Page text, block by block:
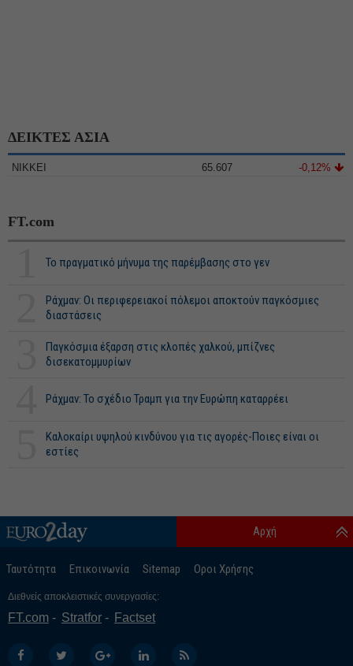
ΔΕΙΚΤΕΣ ΑΣΙΑ
NIKKEI 65.607 -0,12%
FT.com
Το πραγματικό μήνυμα της παρέμβασης στο γεν
Ράχμαν: Οι περιφερειακοί πόλεμοι αποκτούν παγκόσμιες
διαστάσεις
Παγκόσμια έξαρση στις κλοπές χαλκού, μπίζνες
δισεκατομμυρίων
Ράχμαν: Το σχέδιο Τραμπ για την Ευρώπη καταρρέει
Καλοκαίρι υψηλού κινδύνου για τις αγορές-Ποιες είναι οι
εστίες
Ταυτότητα Επικοινωνία Sitemap Οροι Χρήσης
Αρχή
Διεθνείς αποκλειστικές συνεργασίες:
FT.com Stratfor Factset